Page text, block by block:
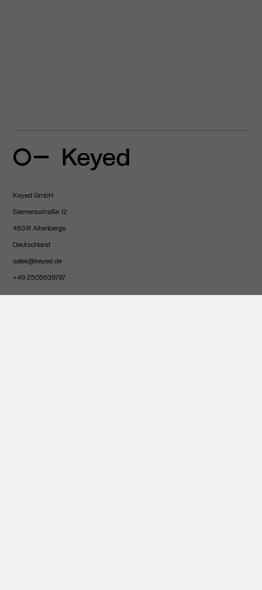
Keyed GmbH
Siemensstraße 12
48341 Altenberge
Deutschland
sales@keyed.de
+49 2505639797